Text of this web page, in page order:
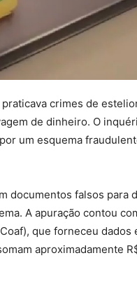
crimes de
de dinheiro. O
um esquema
documentos falsos para
A apuração contou
que forneceu dados
aproximadamente